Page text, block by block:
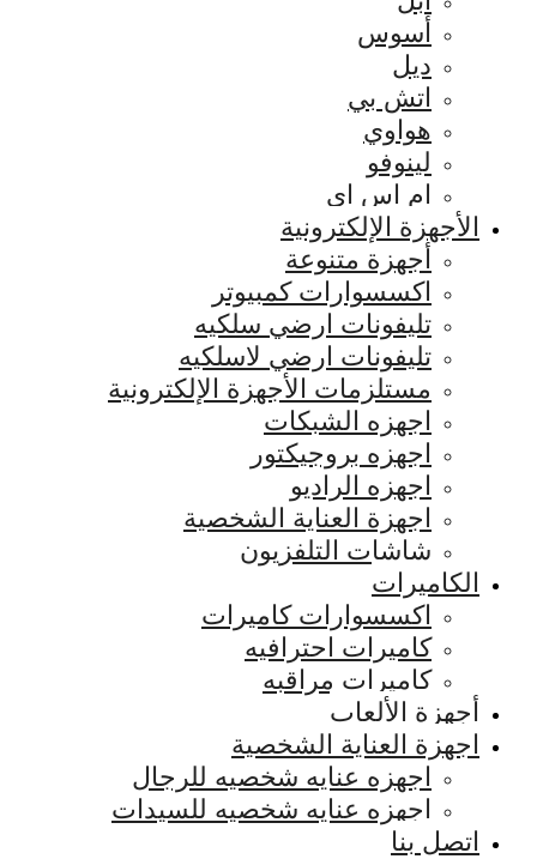
أسوس
ديل
اتش بي
هواوي
لينوفو
ام اس اي
الأجهزة الإلكترونية
أجهزة متنوعة
اكسسوارات كمبيوتر
تليفونات ارضي سلكيه
تليفونات ارضي لاسلكيه
مستلزمات الأجهزة الإلكترونية
اجهزه الشبكات
اجهزه بروجيكتور
اجهزه الراديو
اجهزة العناية الشخصية
شاشات التلفزيون
الكاميرات
اكسسوارات كاميرات
كاميرات احترافيه
كاميرات مراقبه
أجهزة الألعاب
اجهزة العناية الشخصية
اجهزه عنايه شخصيه للرجال
اجهزه عنايه شخصيه للسيدات
اتصل بنا